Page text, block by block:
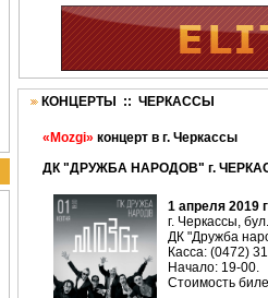
КОНЦЕРТЫ :: ЧЕРКАССЫ
«Mozgi» концерт в г. Черкассы
ДК "ДРУЖБА НАРОДОВ" г.
1 апреля 2019
г. Черкассы,
ДК "Дружба
Касса: (0472)
Начало: 19-00.
Стоимость